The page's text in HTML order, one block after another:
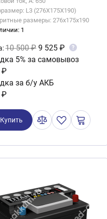
L3 (276X175X190)
размеры: 276x175x190
1
10 500 ₽ 9 525 ₽ ?
5% за самовывоз
₽
за б/у АКБ
₽
Купить